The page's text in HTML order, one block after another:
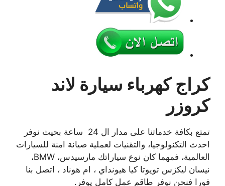
كراج كهرباء سيارة لاند
كروزر
تمتع بكافة خدماتنا على مدار ال 24 ساعة بحيث نوفر
احدث التكنولوجيا، والتقنيات لعملية صيانة امنة للسيارات
العالمية، فمهما كان نوع سياراتك مارسيدس، BMW،
نيسان ليكزس تويوتا كيا هيونداي ، ام هوناد ، اتصل بنا
فورا فنحن نوفر طاقم عمل كامل يوفر.